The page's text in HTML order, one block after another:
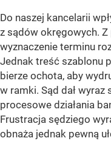
Do naszej kancelarii
z sądów okręgowych.
wyznaczenie terminu
Jednak treść szablonu
bierze ochota, aby
w ramki. Sąd dał
procesowe działania
Frustracja sędziego
obnaża jednak pewną